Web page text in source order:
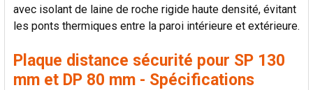
AJOUTER
LA
avec isolant de laine de roche rigide haute densité, évitant
les ponts thermiques entre la paroi intérieure et extérieure.
Plaque distance sécurité pour SP 130
mm et DP 80 mm - Spécifications